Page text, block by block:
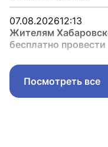
07.08.202612:13
Жителям
бесплатно
Посмотреть все